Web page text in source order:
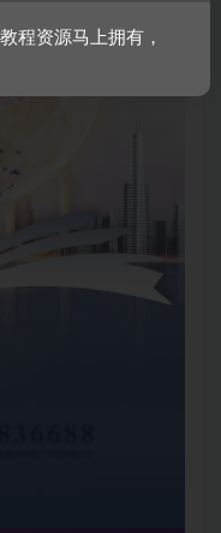
程资源马上拥有，